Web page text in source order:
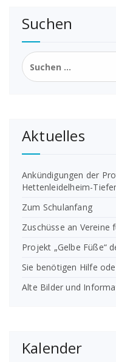
Suchen
Suchen
nach:
Aktuelles
Ankündigungen der
Hettenleidelheim-
Zum Schulanfang
Zuschüsse an Vereine
Projekt „Gelbe Füße“
Sie benötigen Hilfe
Alte Bilder und
Kalender